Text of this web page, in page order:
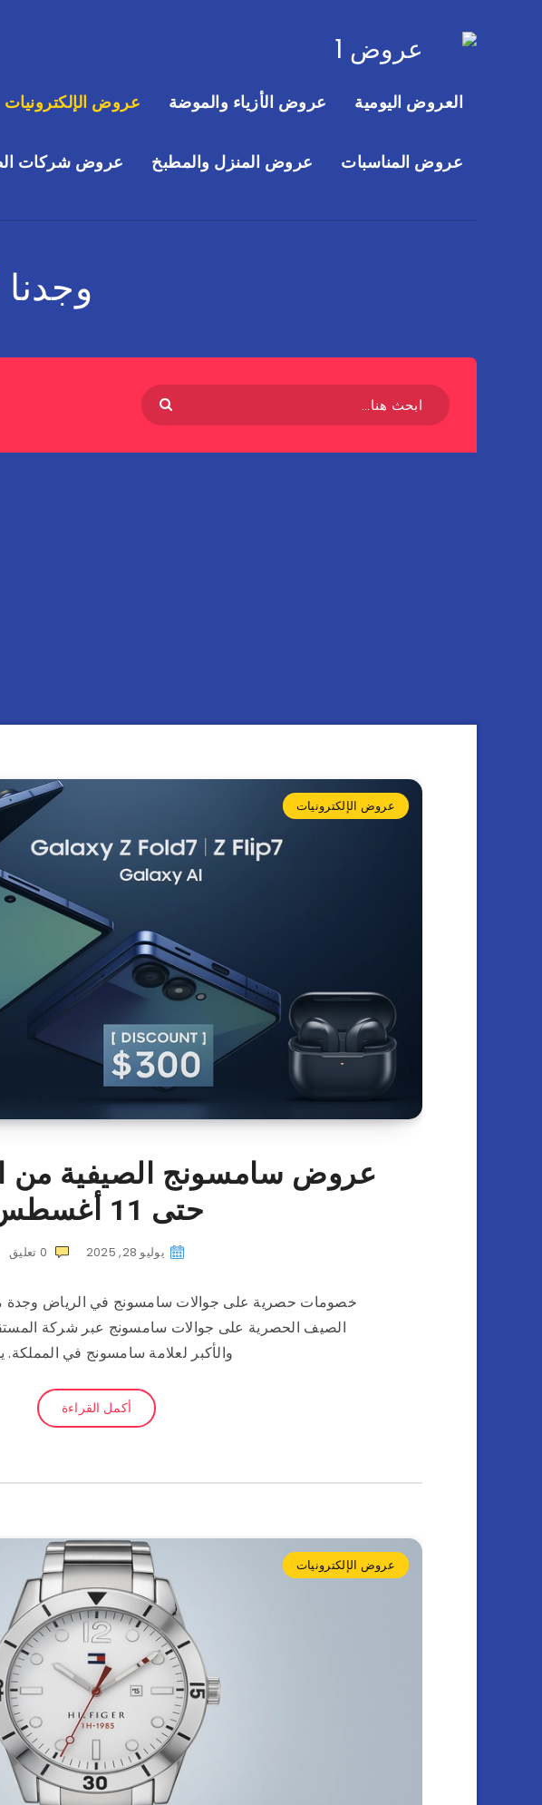
العروض اليومية عروض الأزياء والموضة عروض الإلكترونيات
عروض المناسبات عروض المنزل والمطبخ عروض شركات
وجدنا
عروض الإلكترونيات
حتى 11 أغسطس
يوليو 28, 2025 0 تعليق
والأكبر لعلامة سامسونج في
أكمل القراءة
عروض الإلكترونيات